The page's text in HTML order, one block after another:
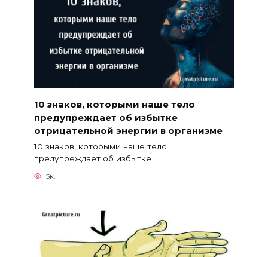
10 знаков, которыми наше тело
предупреждает об избытке
отрицательной энергии в организме
10 знаков, которыми наше тело
предупреждает об избытке
5к.